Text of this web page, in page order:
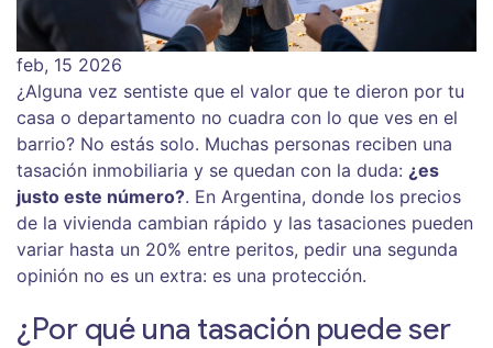
feb, 15 2026
¿Alguna vez sentiste que el valor que te dieron por tu
casa o departamento no cuadra con lo que ves en el
barrio? No estás solo. Muchas personas reciben una
tasación inmobiliaria y se quedan con la duda: ¿es
justo este número?. En Argentina, donde los precios
de la vivienda cambian rápido y las tasaciones pueden
variar hasta un 20% entre peritos, pedir una segunda
opinión no es un extra: es una protección.
¿Por qué una tasación puede ser